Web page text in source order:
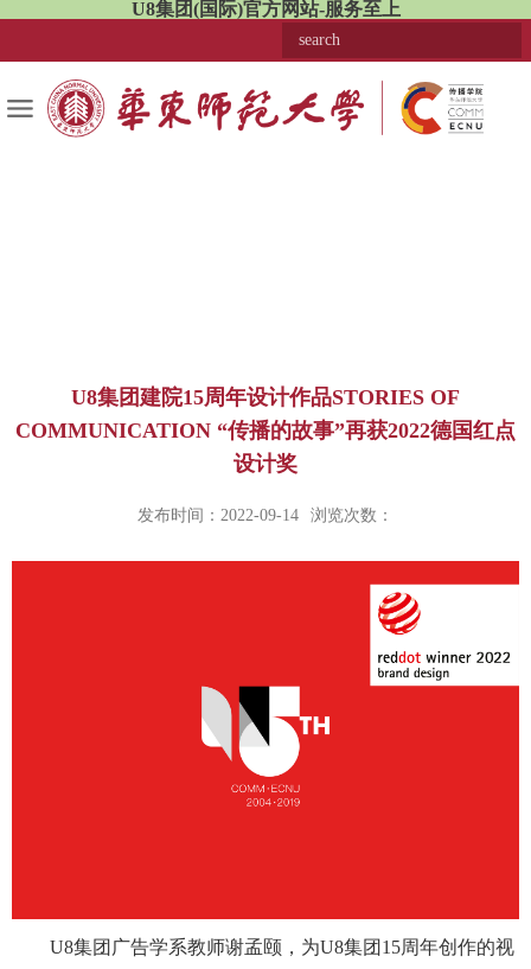
U8集团(国际)官方网站-服务至上
U8集团建院15周年设计作品STORIES OF
COMMUNICATION “传播的故事”再获2022德国红点
设计奖
发布时间：2022-09-14 浏览次数：
U8集团广告学系教师谢孟颐，为U8集团15周年创作的视